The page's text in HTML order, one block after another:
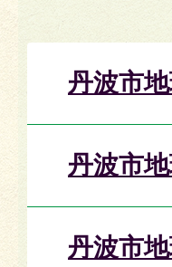
丹波市
丹波市
丹波市